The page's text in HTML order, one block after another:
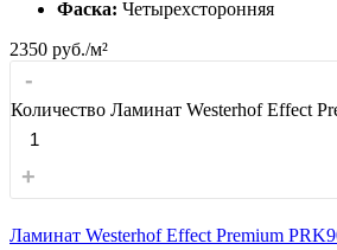
Фаска: Четырехсторонняя
2350 руб./м²
-
Количество Ламинат Westerhof Effect
+
Ламинат Westerhof Effect Premium